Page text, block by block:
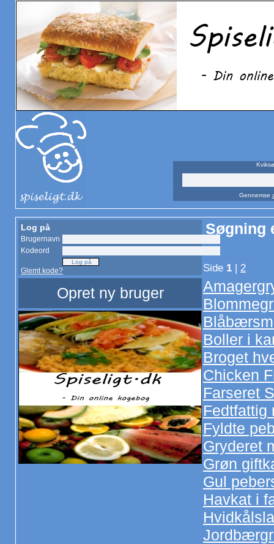
Gennemse
Log på
Brugernavn
Kodeord
Glemt kode?
Opret ny bruger
Søgning
Side 1 | 2
Boller i
Broget
Chicken
Farseret
Fedtfattig
Fyldte
Gryderet
Grøn
Gul
Havkat i